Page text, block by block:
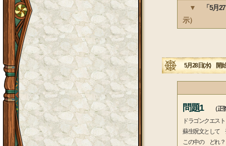
▼
「5月
示）
5月28日(水) 開始
問題1
（
ドラゴンクエス
蘇生呪文として
この中の どれ？